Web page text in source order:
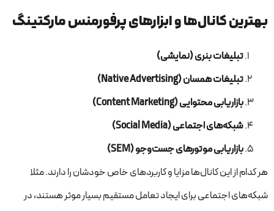
بهترین کانال‌ها و ابزارهای پرفورمنس مارکتینگ
تبلیغات بنری (نمایشی)
تبلیغات همسان (Native Advertising)
بازاریابی محتوایی (Content Marketing)
شبکه‌های اجتماعی (Social Media)
بازاریابی موتورهای جست‌وجو (SEM)
هر کدام از این کانال‌ها مزایا و کاربردهای خاص خودشان را دارند. مثلا
شبکه‌های اجتماعی برای ایجاد تعامل مستقیم بسیار موثر هستند، در